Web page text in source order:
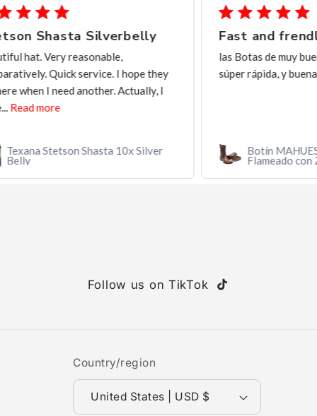
Fast and frendly communication
las Botas de muy buena calidad, y entrega
súper rápida, y buena comunicación
Botín MAHUESTIC Avestruz Miel
Follow us on TikTok
TikTok
Country/region
United States | USD $